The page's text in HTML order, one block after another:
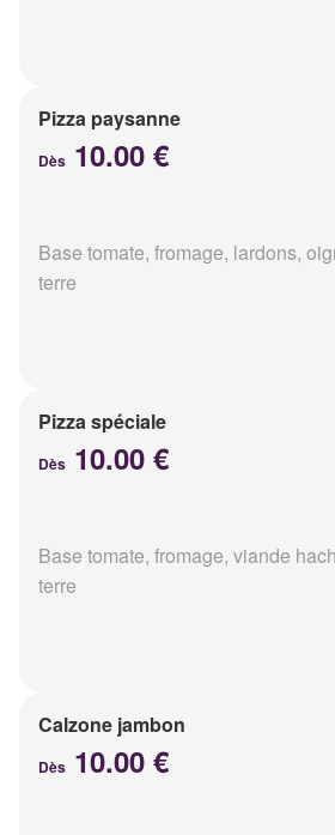
Pizza paysanne
Dès 10.00 €
Base tomate, fromage, lardons,
terre
Pizza spéciale
Dès 10.00 €
Base tomate, fromage, viande
terre
Calzone jambon
Dès 10.00 €